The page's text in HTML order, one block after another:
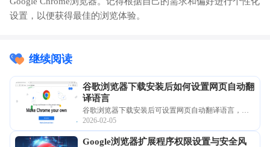
设置，以便获得最佳的浏览体验。
继续阅读
谷歌浏览器下载安装后如何设置网页自动翻
译语言
谷歌浏览器下载安装后可设置网页自动翻译语言，用
户在多语言网页浏览时更加便捷。此功能提升信息理
解效率，优化跨语言使用体验。
2026-02-05
Google浏览器扩展程序权限设置与安全风